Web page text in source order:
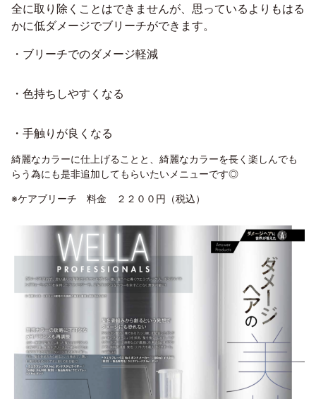
全に取り除くことはできませんが、思っているよりもはる
かに低ダメージでブリーチができます。
・ブリーチでのダメージ軽減
・色持ちしやすくなる
・手触りが良くなる
綺麗なカラーに仕上げることと、綺麗なカラーを長く楽しんでも
らう為にも是非追加してもらいたいメニューです◎
※ケアブリーチ 料金 ２２００円（税込）